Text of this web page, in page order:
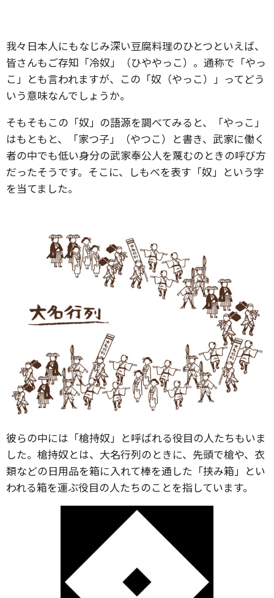
我々日本人にもなじみ深い豆腐料理のひとつといえば、
皆さんもご存知「冷奴」（ひややっこ）。通称で「やっ
こ」とも言われますが、この「奴（やっこ）」ってどう
いう意味なんでしょうか。
そもそもこの「奴」の語源を調べてみると、「やっこ」
はもともと、「家つ子」（やつこ）と書き、武家に働く
者の中でも低い身分の武家奉公人を蔑むのときの呼び方
だったそうです。そこに、しもべを表す「奴」という字
を当てました。
彼らの中には「槍持奴」と呼ばれる役目の人たちもいま
した。槍持奴とは、大名行列のときに、先頭で槍や、衣
類などの日用品を箱に入れて棒を通した「挟み箱」とい
われる箱を運ぶ役目の人たちのことを指しています。